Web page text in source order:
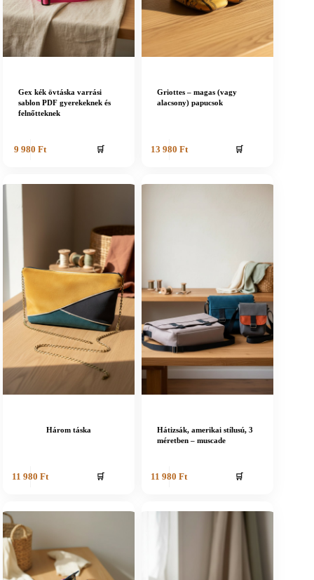
Gex kék övtáska varrási
sablon PDF gyerekeknek és
felnőtteknek
9 980Ft 🛒
Griottes – magas (vagy
alacsony) papucsok
13 980 Ft 🛒
Három táska
11 980Ft 🛒
Hátizsák, amerikai stílusú, 3
méretben – muscade
11 980Ft 🛒